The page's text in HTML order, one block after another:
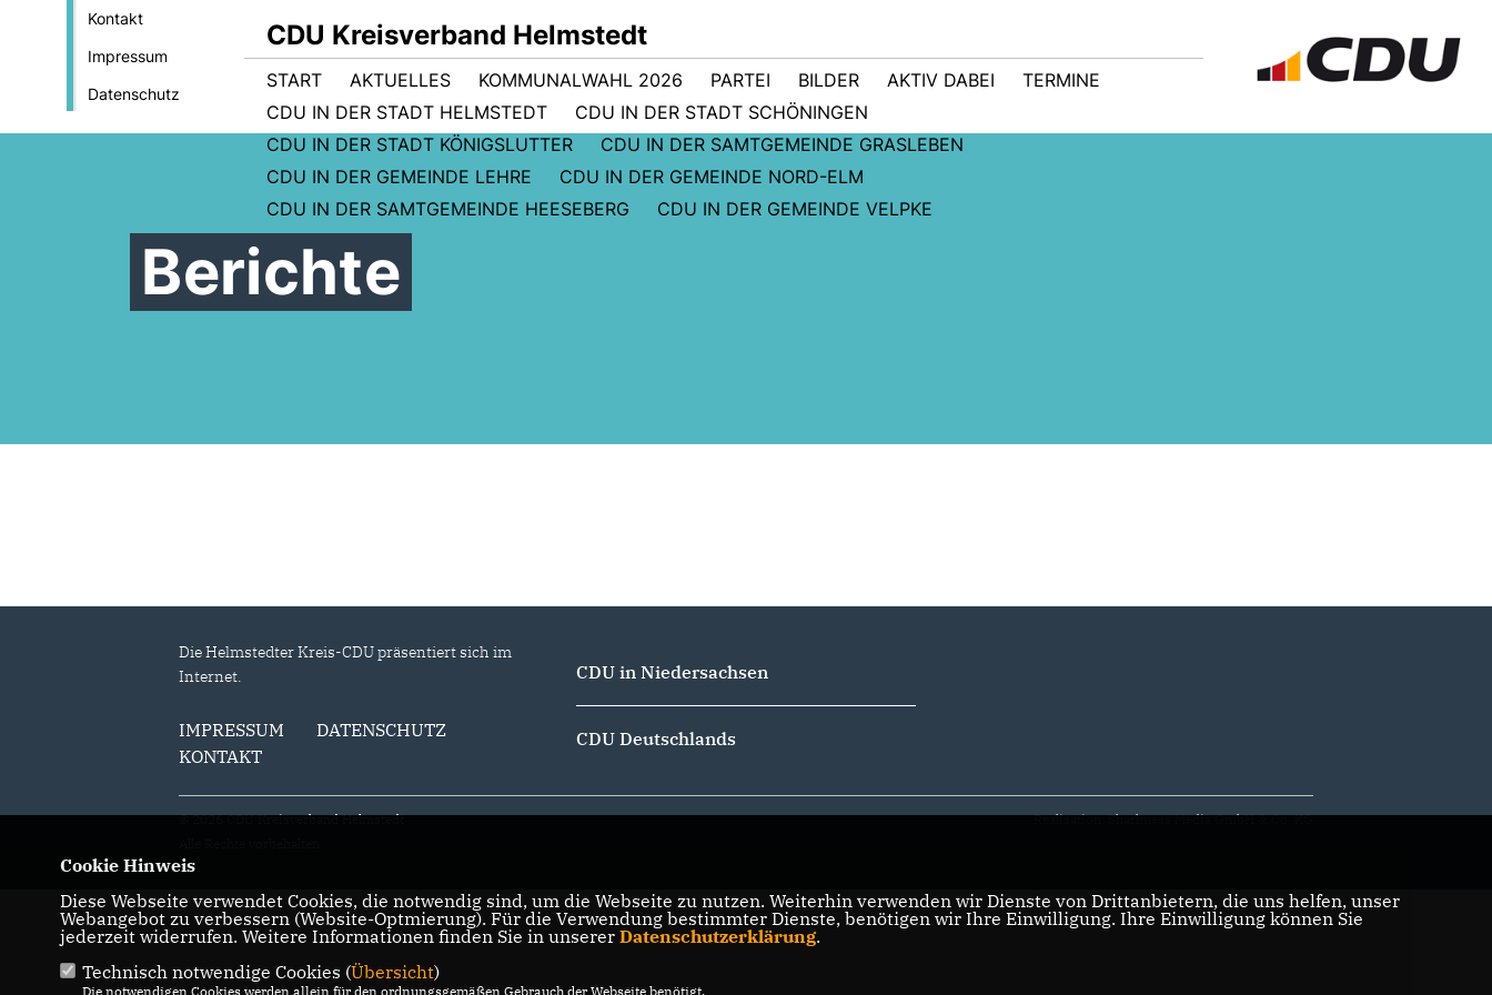
Kontakt
Impressum
Datenschutz
CDU Kreisverband Helmstedt
START AKTUELLES KOMMUNALWAHL 2026 PARTEI BILDER AKTIV DABEI
TERMINE
CDU IN DER STADT HELMSTEDT
CDU IN DER STADT SCHÖNINGEN
CDU IN DER STADT KÖNIGSLUTTER
CDU IN DER SAMTGEMEINDE GRASLEBEN
CDU IN DER GEMEINDE LEHRE
CDU IN DER GEMEINDE NORD-ELM
CDU IN DER SAMTGEMEINDE HEESEBERG
CDU IN DER GEMEINDE VELPKE
Berichte
CDU Samtgemeindeverbands
CDU trauert um Johannes
Grasleben trauert um Herrn
2013 - Neuer Vorstand
Die Helmstedter Kreis-CDU präsentiert sich im
Internet.
IMPRESSUM
DATENSCHUTZ
KONTAKT
CDU in Niedersachsen
CDU Deutschlands
© 2026 CDU Kreisverband Helmstedt
Realisation: Sharkness Media GmbH & Co. KG
Cookie Hinweis
Diese Webseite verwendet Cookies, die notwendig sind, um die Webseite zu nutzen. Weiterhin verwenden wir Dienste von Drittanbietern, die uns helfen, unser
Webangebot zu verbessern (Website-Optmierung). Für die Verwendung bestimmter Dienste, benötigen wir Ihre Einwilligung. Ihre Einwilligung können Sie
jederzeit widerrufen. Weitere Informationen finden Sie in unserer Datenschutzerklärung.
Technisch notwendige Cookies (Übersicht)
Die notwendigen Cookies werden allein für den ordnungsgemäßen Gebrauch der Webseite benötigt.